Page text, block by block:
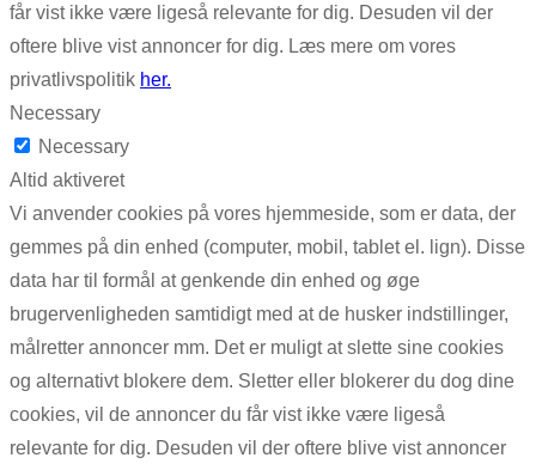
får vist ikke være ligeså relevante for dig. Desuden vil der
oftere blive vist annoncer for dig. Læs mere om vores
privatlivspolitik her.
Necessary
Necessary
Altid aktiveret
Vi anvender cookies på vores hjemmeside, som er data, der
gemmes på din enhed (computer, mobil, tablet el. lign). Disse
data har til formål at genkende din enhed og øge
brugervenligheden samtidigt med at de husker indstillinger,
målretter annoncer mm. Det er muligt at slette sine cookies
og alternativt blokere dem. Sletter eller blokerer du dog dine
cookies, vil de annoncer du får vist ikke være ligeså
relevante for dig. Desuden vil der oftere blive vist annoncer